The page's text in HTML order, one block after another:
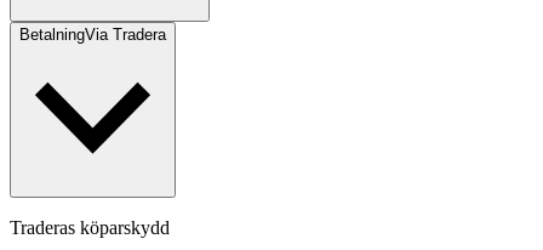
BetalningVia Tradera
Traderas köparskydd